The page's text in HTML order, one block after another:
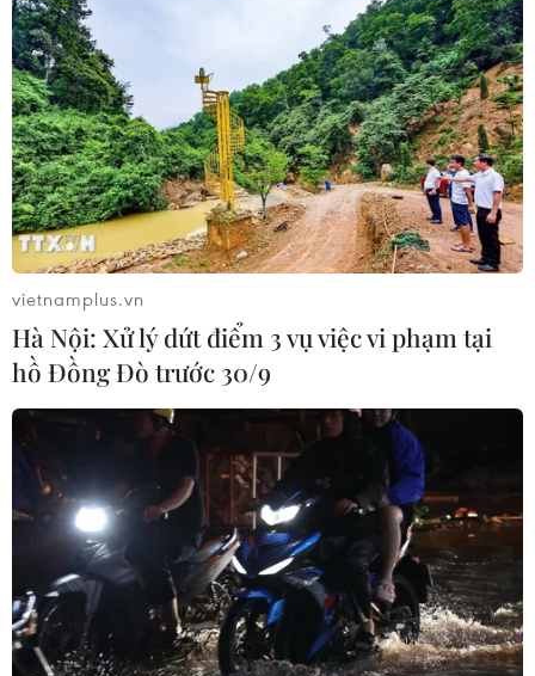
vietnamplus.vn
Hà Nội: Xử lý dứt điểm 3 vụ việc vi phạm tại
hồ Đồng Đò trước 30/9